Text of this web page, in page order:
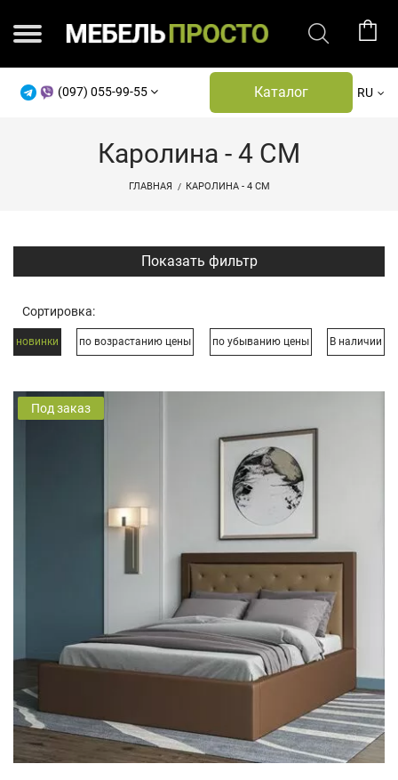
(097) 055-99-55 Каталог RU
Каролина - 4 СМ
ГЛАВНАЯ КАРОЛИНА - 4 СМ
Сортировка:
новинки по возрастанию цены по убыванию цены В наличии
Под заказ
Показать фильтр